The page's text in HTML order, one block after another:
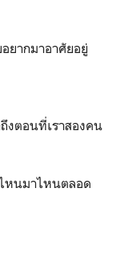
ยากมาอาศัยอยู่
งตอนที่เราสองคน
หนมาไหนตลอด